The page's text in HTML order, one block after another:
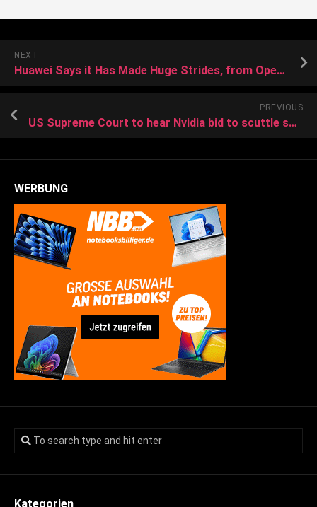
NEXT
Huawei Says it Has Made Huge Strides, from Operating Systems to AI
PREVIOUS
US Supreme Court to hear Nvidia bid to scuttle shareholder lawsuit
WERBUNG
Kategorien